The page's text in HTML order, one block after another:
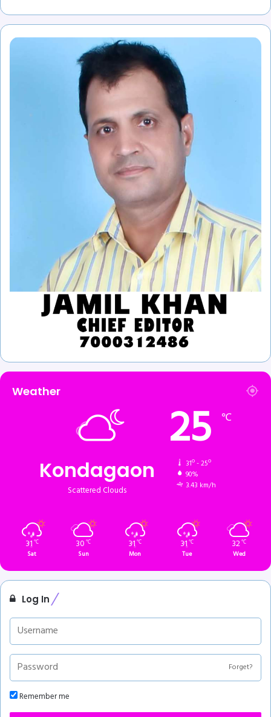
Weather
Kondagaon
Scattered Clouds
25 ℃
31º - 25º
90%
3.43 km/h
31 ℃
Sat
30 ℃
Sun
31℃
Mon
31℃
Tue
32℃
Wed
Log In
Forget?
Remember me